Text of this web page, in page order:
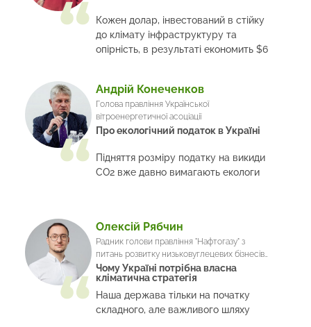
Кожен долар, інвестований в стійку
до клімату інфраструктуру та
опірність, в результаті економить $6
Андрій Конеченков
Голова правління Української
вітроенергетичної асоціації
Про екологічний податок в Україні
Підняття розміру податку на викиди
СО2 вже давно вимагають екологи
Олексій Рябчин
Радник голови правління "Нафтогазу" з
питань розвитку низьковуглецевих бізнесів
та зеленого курсу ЄС
Чому Україні потрібна власна
кліматична стратегія
Наша держава тільки на початку
складного, але важливого шляху